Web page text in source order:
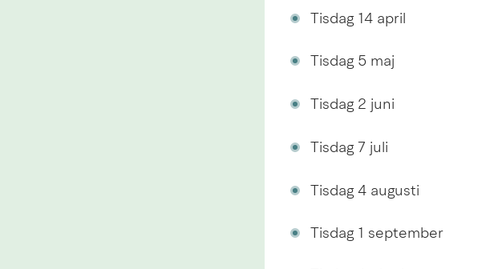
Tisdag 14 april
Tisdag 5 maj
Tisdag 2 juni
Tisdag 7 juli
Tisdag 4 augusti
Tisdag 1 september